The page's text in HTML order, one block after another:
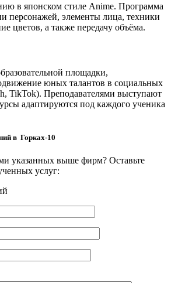
в японском стиле Anime. Программа
персонажей, элементы лица, техники
цветов, а также передачу объёма.
площадки,
юных талантов в социальных
TikTok). Преподавателями выступают
адаптируются под каждого ученика
в Горках-10
указанных выше фирм? Оставьте
услуг: